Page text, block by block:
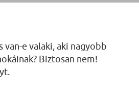
e valaki, aki nagyobb
Biztosan nem!